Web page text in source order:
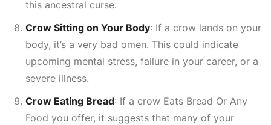
this ancestral curse.
Crow Sitting on Your Body: If a crow lands on your
body, it’s a very bad omen. This could indicate
upcoming mental stress, failure in your career, or a
severe illness.
Crow Eating Bread: If a crow Eats Bread Or Any
Food you offer, it suggests that many of your